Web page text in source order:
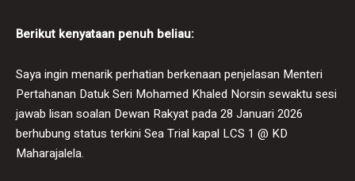
Berikut kenyataan penuh beliau:
Saya ingin menarik perhatian berkenaan penjelasan Menteri
Pertahanan Datuk Seri Mohamed Khaled Norsin sewaktu sesi
jawab lisan soalan Dewan Rakyat pada 28 Januari 2026
berhubung status terkini Sea Trial kapal LCS 1 @ KD
Maharajalela.